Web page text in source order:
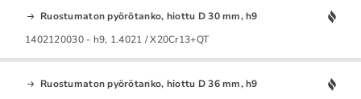
Ruostumaton pyörötanko, hiottu D 30 mm, h9
1402120030 - h9, 1.4021 / X20Cr13+QT
Ruostumaton pyörötanko, hiottu D 36 mm, h9